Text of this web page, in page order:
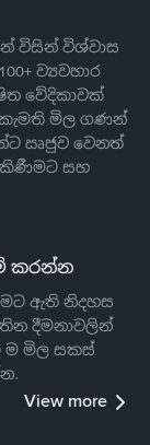
විසින් විශ්වාස
ව්‍යවහාර
වේදිකාවක්
කැමති මිල ගණන්
ඍජුව වෙනත්
සහ
කරන්න
ඇති නිදහස
දීමනාවලින්
ම මිල සකස්
View more